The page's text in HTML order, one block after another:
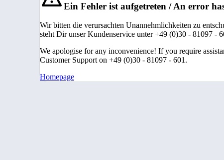
Ein Fehler ist aufgetreten / An error
Wir bitten die verursachten Unannehmlichkeiten zu
steht Dir unser Kundenservice unter +49 (0)30 - 81097 -
We apologise for any inconvenience! If you require
Customer Support on +49 (0)30 - 81097 - 601.
Homepage